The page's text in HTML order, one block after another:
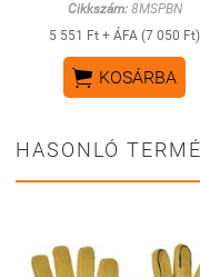
Cikkszám:8MSPBN
5 551 Ft + ÁFA (7 050 Ft)
 KOSÁRBA
HASONLÓ